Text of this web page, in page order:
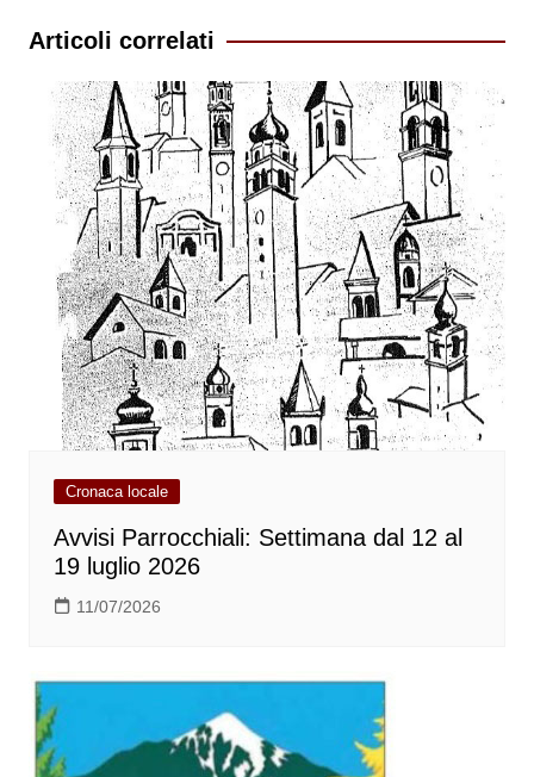
Articoli correlati
Cronaca locale
Avvisi Parrocchiali: Settimana dal 12 al
19 luglio 2026
11/07/2026